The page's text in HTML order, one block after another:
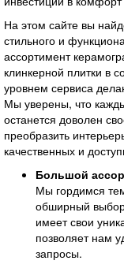
На этом сайте вы
стильного и
ассортимент
клинкерной плитки в
уровнем сервиса
Мы уверены, что
останется доволен
преобразить
качественных и
Большой
Мы гордимся
обширный
имеет свои
позволяет нам
запросы.